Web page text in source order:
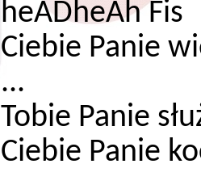
heADheAh Fis
Ciebie Panie
...
Tobie Panie
Ciebie Panie